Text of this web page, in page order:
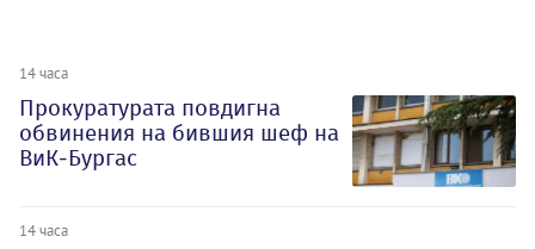
14 часа
Прокуратурата повдигна
обвинения на бившия шеф на
ВиК-Бургас
14 часа